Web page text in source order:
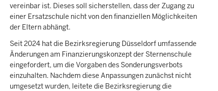
vereinbar ist. Dieses soll sicherstellen, dass der Zugang zu
einer Ersatzschule nicht von den finanziellen Möglichkeiten
der Eltern abhängt.
Seit 2024 hat die Bezirksregierung Düsseldorf umfassende
Änderungen am Finanzierungskonzept der Sternenschule
eingefordert, um die Vorgaben des Sonderungsverbots
einzuhalten. Nachdem diese Anpassungen zunächst nicht
umgesetzt wurden, leitete die Bezirksregierung die